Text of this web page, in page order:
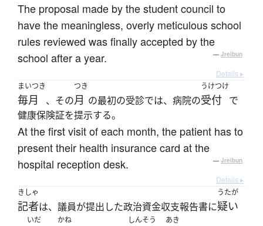
The proposal made by the student council to
have the meaningless, overly meticulous school
rules reviewed was finally accepted by the
school after a year.
— Jreibun
Details ▸
まいつき
毎月 、その
つき
月 の最初の受診では、病院の
うけつけ
受付 で
健康保険証を提示する。
At the first visit of each month, the patient has to
present their health insurance card at the
hospital reception desk.
— Jreibun
Details ▸
きしゃ
記者は、議員が提出した政治資金収支報告書に
うたが
疑い
いだ かね しんそう あき